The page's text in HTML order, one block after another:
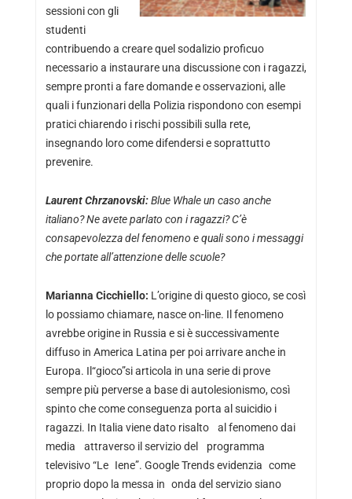
sessioni con gli
studenti
contribuendo a creare quel sodalizio proficuo
necessario a instaurare una discussione con i ragazzi,
sempre pronti a fare domande e osservazioni, alle
quali i funzionari della Polizia rispondono con esempi
pratici chiarendo i rischi possibili sulla rete,
insegnando loro come difendersi e soprattutto
prevenire.
Laurent Chrzanovski:Blue Whale un caso anche
italiano? Ne avete parlato con i ragazzi? C’è
consapevolezza del fenomeno e quali sono i messaggi
che portate all’attenzione delle scuole?
Marianna Cicchiello: L’origine di questo gioco, se così
lo possiamo chiamare, nasce on-line. Il fenomeno
avrebbe origine in Russia e si è successivamente
diffuso in America Latina per poi arrivare anche in
Europa. Il“gioco”si articola in una serie di prove
sempre più perverse a base di autolesionismo, così
spinto che come conseguenza porta al suicidio i
ragazzi. In Italia viene dato risalto al fenomeno dai
media attraverso il servizio del programma
televisivo “Le Iene”. Google Trends evidenzia come
proprio dopo la messa in onda del servizio siano